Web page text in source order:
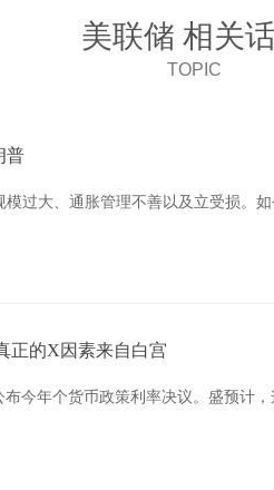
美联储 相关
TOPIC
普
模过大、通胀管理不善以及立受损
正的X因素来自白宫
今年个货币政策利率决议。盛预计